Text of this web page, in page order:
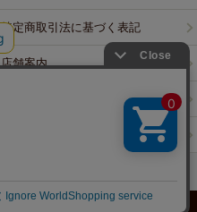
特定商取引法に基づく表記
店舗案内